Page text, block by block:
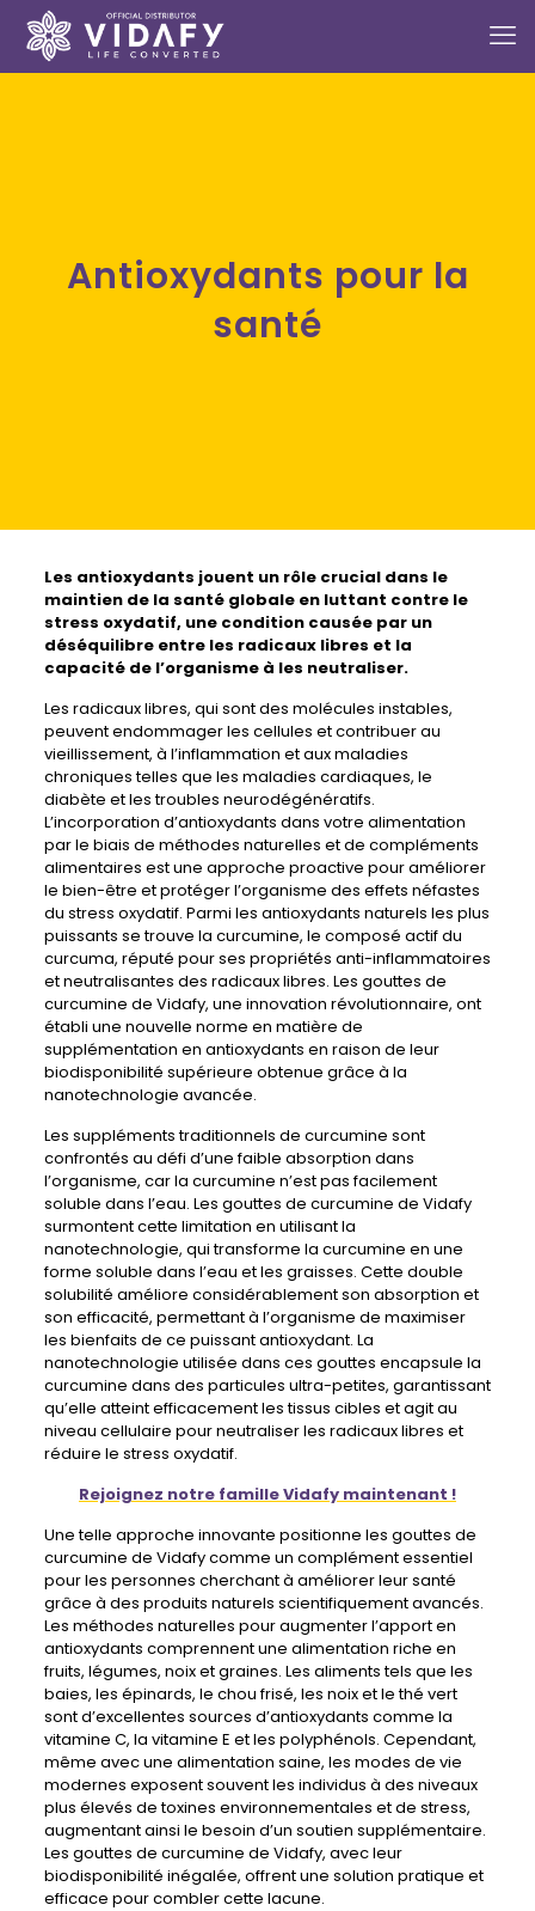
Antioxydants pour la
santé
Les antioxydants jouent un rôle crucial dans le
maintien de la santé globale en luttant contre le
stress oxydatif, une condition causée par un
déséquilibre entre les radicaux libres et la
capacité de l’organisme à les neutraliser.
Les radicaux libres, qui sont des molécules instables,
peuvent endommager les cellules et contribuer au
vieillissement, à l’inflammation et aux maladies
chroniques telles que les maladies cardiaques, le
diabète et les troubles neurodégénératifs.
L’incorporation d’antioxydants dans votre alimentation
par le biais de méthodes naturelles et de compléments
alimentaires est une approche proactive pour améliorer
le bien-être et protéger l’organisme des effets néfastes
du stress oxydatif. Parmi les antioxydants naturels les plus
puissants se trouve la curcumine, le composé actif du
curcuma, réputé pour ses propriétés anti-inflammatoires
et neutralisantes des radicaux libres. Les gouttes de
curcumine de Vidafy, une innovation révolutionnaire, ont
établi une nouvelle norme en matière de
supplémentation en antioxydants en raison de leur
biodisponibilité supérieure obtenue grâce à la
nanotechnologie avancée.
Les suppléments traditionnels de curcumine sont
confrontés au défi d’une faible absorption dans
l’organisme, car la curcumine n’est pas facilement
soluble dans l’eau. Les gouttes de curcumine de Vidafy
surmontent cette limitation en utilisant la
nanotechnologie, qui transforme la curcumine en une
forme soluble dans l’eau et les graisses. Cette double
solubilité améliore considérablement son absorption et
son efficacité, permettant à l’organisme de maximiser
les bienfaits de ce puissant antioxydant. La
nanotechnologie utilisée dans ces gouttes encapsule la
curcumine dans des particules ultra-petites, garantissant
qu’elle atteint efficacement les tissus cibles et agit au
niveau cellulaire pour neutraliser les radicaux libres et
réduire le stress oxydatif.
Rejoignez notre famille Vidafy maintenant !
Une telle approche innovante positionne les gouttes de
curcumine de Vidafy comme un complément essentiel
pour les personnes cherchant à améliorer leur santé
grâce à des produits naturels scientifiquement avancés.
Les méthodes naturelles pour augmenter l’apport en
antioxydants comprennent une alimentation riche en
fruits, légumes, noix et graines. Les aliments tels que les
baies, les épinards, le chou frisé, les noix et le thé vert
sont d’excellentes sources d’antioxydants comme la
vitamine C, la vitamine E et les polyphénols. Cependant,
même avec une alimentation saine, les modes de vie
modernes exposent souvent les individus à des niveaux
plus élevés de toxines environnementales et de stress,
augmentant ainsi le besoin d’un soutien supplémentaire.
Les gouttes de curcumine de Vidafy, avec leur
biodisponibilité inégalée, offrent une solution pratique et
efficace pour combler cette lacune.